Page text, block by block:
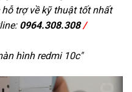
trợ về kỹ thuật tốt nhất
0964.308.308/
hình redmi 10c"